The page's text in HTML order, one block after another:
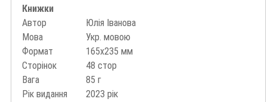
Книжки
Автор
Юлія Іванова
Мова
Укр. мовою
Формат
165х235 мм
Сторінок
48 стор
Вага
85 г
Рік видання
2023 рік